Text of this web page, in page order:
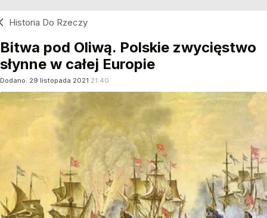
Historia Do Rzeczy
Bitwa pod Oliwą. Polskie zwycięstwo
słynne w całej Europie
Dodano: 29 listopada 2021 21:40